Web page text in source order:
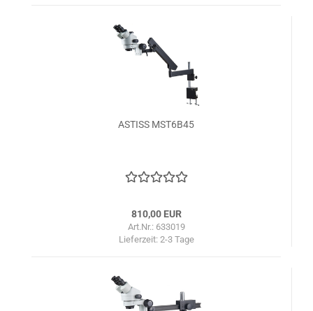
ASTISS MST6B45
810,00 EUR
Art.Nr.: 633019
Lieferzeit: 2-3 Tage